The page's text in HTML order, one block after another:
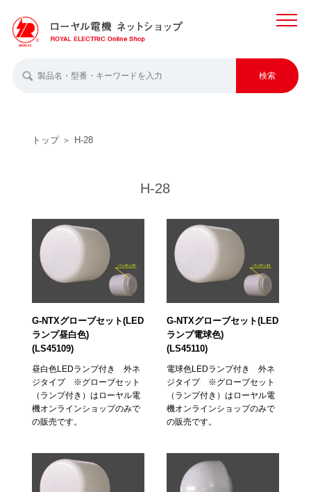
検索
トップ H-28
H-28
G-NTXグローブセット(LED
ランプ昼白色)
(LS45109)
昼白色LEDランプ付き 外ネ
ジタイプ ※グローブセット
（ランプ付き）はローヤル電
機オンラインショップのみで
の販売です。
G-NTXグローブセット(LED
ランプ電球色)
(LS45110)
電球色LEDランプ付き 外ネ
ジタイプ ※グローブセット
（ランプ付き）はローヤル電
機オンラインショップのみで
の販売です。